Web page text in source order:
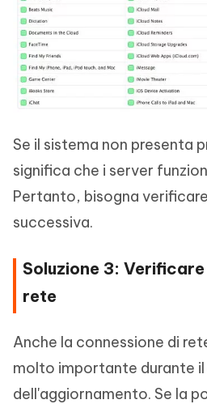
Se il sistema non presenta
significa che i server
Pertanto, bisogna
successiva.
Soluzione 3:
rete
Anche la connessione di
molto importante durante
dell'aggiornamento. Se la